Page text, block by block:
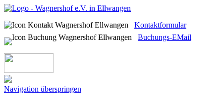
Kontaktformular
Buchungs-EMail
Navigation überspringen